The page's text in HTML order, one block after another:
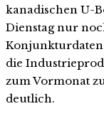
kanadischen U-
Dienstag nur
die
zum Vormonat
deutlich.